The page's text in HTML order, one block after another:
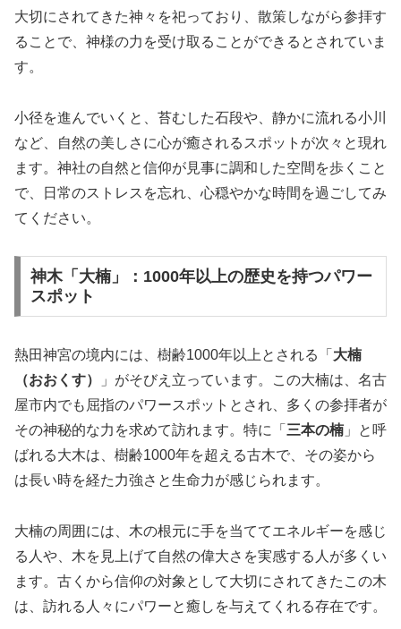
大切にされてきた神々を祀っており、散策しながら参拝す
ることで、神様の力を受け取ることができるとされていま
す。
小径を進んでいくと、苔むした石段や、静かに流れる小川
など、自然の美しさに心が癒されるスポットが次々と現れ
ます。神社の自然と信仰が見事に調和した空間を歩くこと
で、日常のストレスを忘れ、心穏やかな時間を過ごしてみ
てください。
神木「大楠」：1000年以上の歴史を持つパワー
スポット
熱田神宮の境内には、樹齢1000年以上とされる「 大楠
（おおくす）
」がそびえ立っています。この大楠は、名古
屋市内でも屈指のパワースポットとされ、多くの参拝者が
その神秘的な力を求めて訪れます。特に「 三本の楠 」と呼
ばれる大木は、樹齢1000年を超える古木で、その姿から
は長い時を経た力強さと生命力が感じられます。
大楠の周囲には、木の根元に手を当ててエネルギーを感じ
る人や、木を見上げて自然の偉大さを実感する人が多くい
ます。古くから信仰の対象として大切にされてきたこの木
は、訪れる人々にパワーと癒しを与えてくれる存在です。